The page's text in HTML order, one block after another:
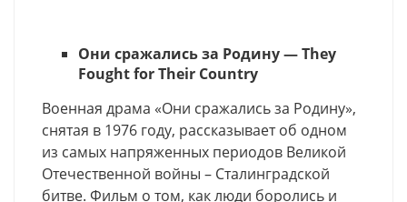
Они сражались за Родину — They
Fought for Their Country
Военная драма «Они сражались за Родину»,
снятая в 1976 году, рассказывает об одном
из самых напряженных периодов Великой
Отечественной войны – Сталинградской
битве. Фильм о том, как люди боролись и